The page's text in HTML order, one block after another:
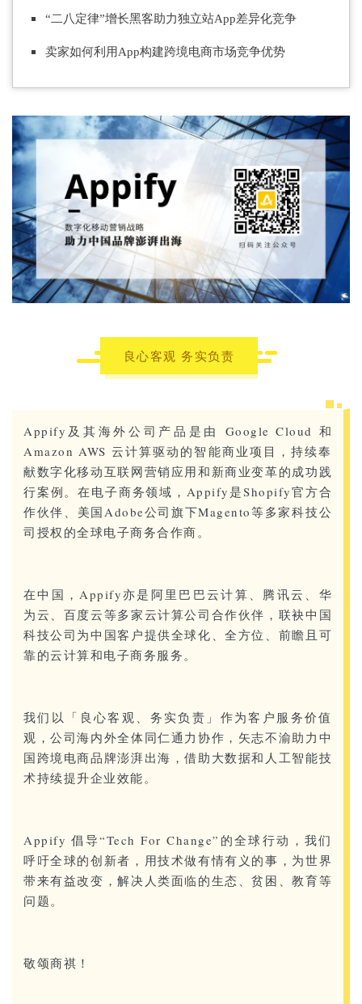
“二八定律”增长黑客助力独立站App差异化竞争
卖家如何利用App构建跨境电商市场竞争优势
良心客观 务实负责
Appify及其海外公司产品是由 Google Cloud 和
Amazon AWS 云计算驱动的智能商业项目，持续奉
献数字化移动互联网营销应用和新商业变革的成功践
行案例。在电子商务领域，Appify是Shopify官方合
作伙伴、美国Adobe公司旗下Magento等多家科技公
司授权的全球电子商务合作商。
在中国，Appify亦是阿里巴巴云计算、腾讯云、华
为云、百度云等多家云计算公司合作伙伴，联袂中国
科技公司为中国客户提供全球化、全方位、前瞻且可
靠的云计算和电子商务服务。
我们以「良心客观、务实负责」作为客户服务价值
观，公司海内外全体同仁通力协作，矢志不渝助力中
国跨境电商品牌澎湃出海，借助大数据和人工智能技
术持续提升企业效能。
Appify 倡导“Tech For Change”的全球行动，我们
呼吁全球的创新者，用技术做有情有义的事，为世界
带来有益改变，解决人类面临的生态、贫困、教育等
问题。
敬颂商祺！